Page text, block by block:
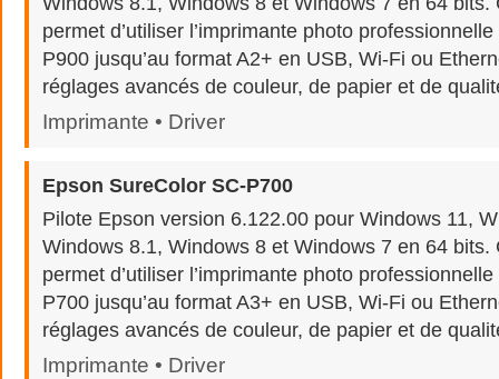
permet d’utiliser l’imprimante photo
P900 jusqu’au format A2+ en USB, Wi-Fi ou
réglages avancés de couleur, de papier et de
Imprimante • Driver
Epson SureColor SC-P700
Pilote Epson version 6.122.00 pour Windows 11,
Windows 8.1, Windows 8 et Windows 7 en 64 bits.
permet d’utiliser l’imprimante photo
P700 jusqu’au format A3+ en USB, Wi-Fi ou
réglages avancés de couleur, de papier et de
Imprimante • Driver